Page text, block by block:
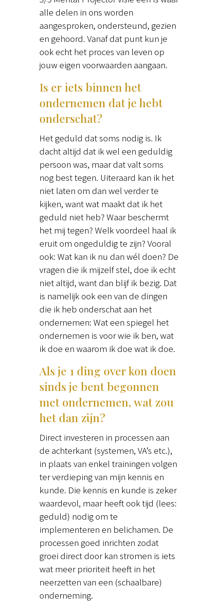
alle delen in ons worden
aangesproken, ondersteund, gezien
en gehoord. Vanaf dat punt kun je
ook echt het proces van leven op
jouw eigen voorwaarden aangaan.
Is er iets binnen het
ondernemen dat je hebt
onderschat?
Het geduld dat soms nodig is. Ik
dacht altijd dat ik wel een geduldig
persoon was, maar dat valt soms
nog best tegen. Uiteraard kan ik het
niet laten om dan wel verder te
kijken, want wat maakt dat ik het
geduld niet heb? Waar beschermt
het mij tegen? Welk voordeel haal ik
eruit om ongeduldig te zijn? Vooral
ook: Wat kan ik nu dan wél doen? De
vragen die ik mijzelf stel, doe ik echt
niet altijd, want dan blijf ik bezig. Dat
is namelijk ook een van de dingen
die ik heb onderschat aan het
ondernemen: Wat een spiegel het
ondernemen is voor wie ik ben, wat
ik doe en waarom ik doe wat ik doe.
Als je 1 ding over kon doen
sinds je bent begonnen
met ondernemen, wat zou
het dan zijn?
Direct investeren in processen aan
de achterkant (systemen, VA’s etc.),
in plaats van enkel trainingen volgen
ter verdieping van mijn kennis en
kunde. Die kennis en kunde is zeker
waardevol, maar heeft ook tijd (lees:
geduld) nodig om te
implementeren en belichamen. De
processen goed inrichten zodat
groei direct door kan stromen is iets
wat meer prioriteit heeft in het
neerzetten van een (schaalbare)
onderneming.